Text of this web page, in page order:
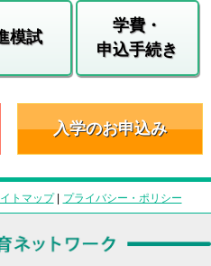
模試
学費・
申込手続き
入学のお申込み
トマップ| プライバシー・ポリシー